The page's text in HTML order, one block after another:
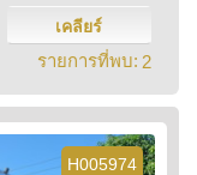
เคลียร์
รายการที่พบ: 2
H005974